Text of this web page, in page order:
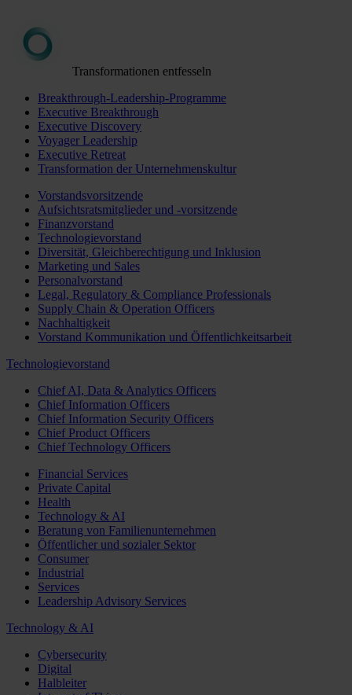
Transformationen entfesseln
Breakthrough-Leadership-Programme
Executive Breakthrough
Executive Discovery
Voyager Leadership
Executive Retreat
Transformation der Unternehmenskultur
Vorstandsvorsitzende
Aufsichtsratsmitglieder und -vorsitzende
Finanzvorstand
Technologievorstand
Diversität, Gleichberechtigung und Inklusion
Marketing und Sales
Personalvorstand
Legal, Regulatory & Compliance Professionals
Supply Chain & Operation Officers
Nachhaltigkeit
Vorstand Kommunikation und Öffentlichkeitsarbeit
Technologievorstand
Chief AI, Data & Analytics Officers
Chief Information Officers
Chief Information Security Officers
Chief Product Officers
Chief Technology Officers
Financial Services
Private Capital
Health
Technology & AI
Beratung von Familienunternehmen
Öffentlicher und sozialer Sektor
Consumer
Industrial
Services
Leadership Advisory Services
Technology & AI
Cybersecurity
Digital
Halbleiter